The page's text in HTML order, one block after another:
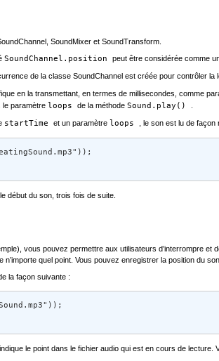
SoundMixer et SoundTransform.
SoundChannel.position peut être considérée comme
de la classe SoundChannel est créée pour contrôler la
en la transmettant, en termes de millisecondes, comme
le paramètre loops de la méthode Sound.play()
startTime et un paramètre loops , le son est lu de
début du son, trois fois de suite.
vous pouvez permettre aux utilisateurs d’interrompre
quel point. Vous pouvez enregistrer la position du
la façon suivante :
indique le point dans le fichier audio qui est en cours de